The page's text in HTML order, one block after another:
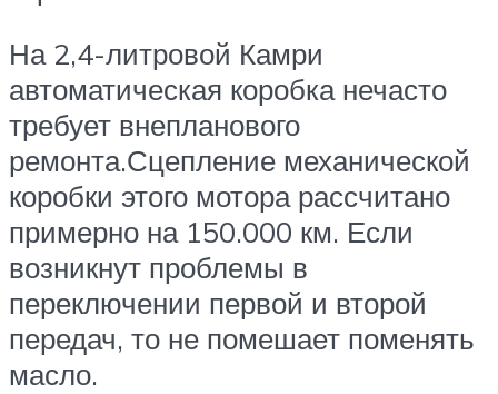
На 2,4-литровой Камри
автоматическая коробка нечасто
требует внепланового
ремонта.Сцепление механической
коробки этого мотора рассчитано
примерно на 150.000 км. Если
возникнут проблемы в
переключении первой и второй
передач, то не помешает поменять
масло.